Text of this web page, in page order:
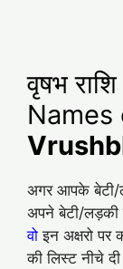
वृषभ
Names
अगर आपके बेटी/
अपने बेटी/
वो इन अक्षरो
की लिस्ट नीचे